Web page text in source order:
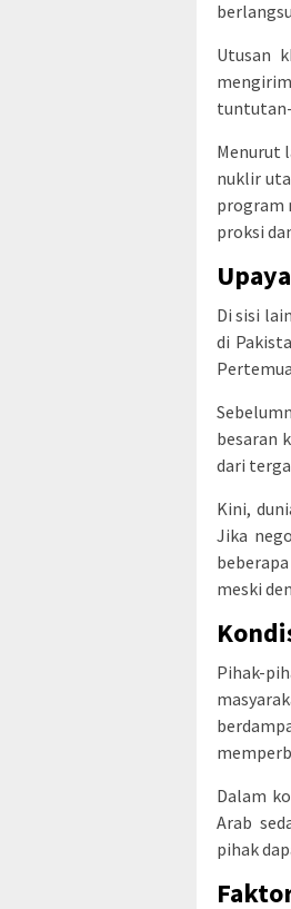
Utusan
Menurut
nuklir
program
proksi
Di sisi
di
besaran
dari
Kini,
Jika
meski
Pihak-
Dalam
Arab
pihak